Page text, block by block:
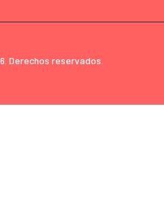
Derechos reservados.